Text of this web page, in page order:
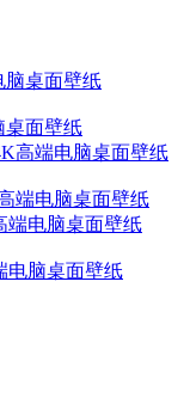
桌面壁纸
端电脑桌面壁纸
电脑桌面壁纸